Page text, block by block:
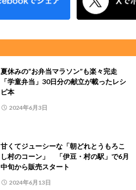
夏休みの“お弁当マラソン”も楽々完走
「学童弁当」30日分の献立が載ったレシ
ピ本
2024年6月3日
甘くてジューシーな「朝どれとうもろこ
し村のコーン」 「伊豆・村の駅」で6月
中旬から販売スタート
2024年6月13日